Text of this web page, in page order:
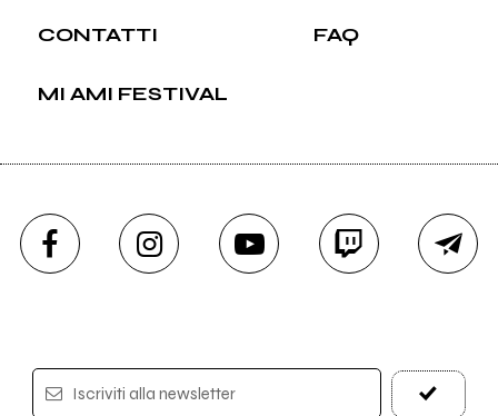
CONTATTI FAQ
MI AMI FESTIVAL
Iscriviti alla newsletter